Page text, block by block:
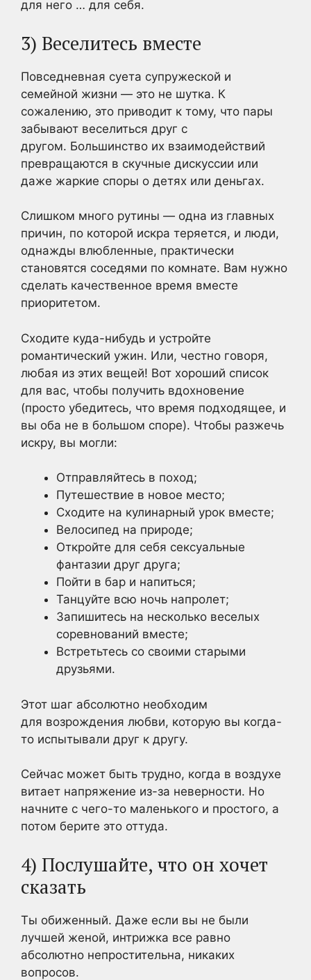
для него … для себя.
3) Веселитесь вместе
Повседневная суета супружеской и
семейной жизни — это не шутка. К
сожалению, это приводит к тому, что пары
забывают веселиться друг с
другом. Большинство их взаимодействий
превращаются в скучные дискуссии или
даже жаркие споры о детях или деньгах.
Слишком много рутины — одна из главных
причин, по которой искра теряется, и люди,
однажды влюбленные, практически
становятся соседями по комнате. Вам нужно
сделать качественное время вместе
приоритетом.
Сходите куда-нибудь и устройте
романтический ужин. Или, честно говоря,
любая из этих вещей! Вот хороший список
для вас, чтобы получить вдохновение
(просто убедитесь, что время подходящее, и
вы оба не в большом споре). Чтобы разжечь
искру, вы могли:
Отправляйтесь в поход;
Путешествие в новое место;
Сходите на кулинарный урок вместе;
Велосипед на природе;
Откройте для себя сексуальные
фантазии друг друга;
Пойти в бар и напиться;
Танцуйте всю ночь напролет;
Запишитесь на несколько веселых
соревнований вместе;
Встретьтесь со своими старыми
друзьями.
Этот шаг абсолютно необходим
для возрождения любви, которую вы когда-
то испытывали друг к другу.
Сейчас может быть трудно, когда в воздухе
витает напряжение из-за неверности. Но
начните с чего-то маленького и простого, а
потом берите это оттуда.
4) Послушайте, что он хочет
сказать
Ты обиженный. Даже если вы не были
лучшей женой, интрижка все равно
абсолютно непростительна, никаких
вопросов.